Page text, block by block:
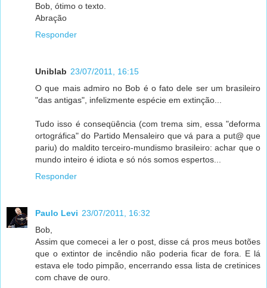
Bob, ótimo o texto.
Abração
Responder
Uniblab 23/07/2011, 16:15
O que mais admiro no Bob é o fato dele ser um brasileiro
"das antigas", infelizmente espécie em extinção...
Tudo isso é conseqüência (com trema sim, essa "deforma
ortográfica" do Partido Mensaleiro que vá para a put@ que
pariu) do maldito terceiro-mundismo brasileiro: achar que o
mundo inteiro é idiota e só nós somos espertos...
Responder
Paulo Levi 23/07/2011, 16:32
Bob,
Assim que comecei a ler o post, disse cá pros meus botões
que o extintor de incêndio não poderia ficar de fora. E lá
estava ele todo pimpão, encerrando essa lista de cretinices
com chave de ouro.